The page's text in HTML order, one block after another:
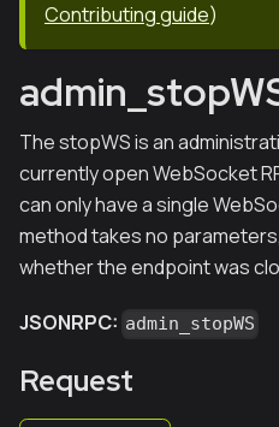
Contributing guide)
The stopWS is an
currently open WebSocket
can only have a single
method takes no
whether the endpoint was
JSONRPC: admin_stopWS
Request